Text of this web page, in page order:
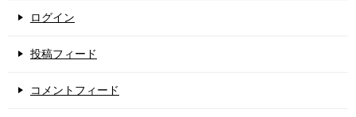
ログイン
投稿フィード
コメントフィード